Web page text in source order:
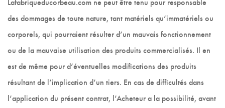
des dommages de toute nature, tant matériels qu’immatériels ou
corporels, qui pourraient résulter d’un mauvais fonctionnement
ou de la mauvaise utilisation des produits commercialisés. Il en
est de même pour d’éventuelles modifications des produits
résultant de l’implication d’un tiers. En cas de difficultés dans
l’application du présent contrat, l’Acheteur a la possibilité, avant